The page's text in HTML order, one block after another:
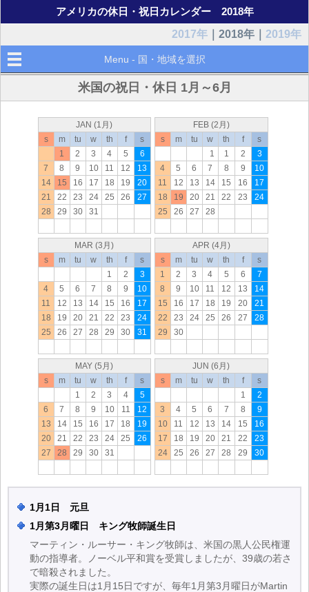
アメリカの休日・祝日カレンダー 2018年
2017年 ｜2018年｜ 2019年
Menu - 国・地域を選択
米国の祝日・休日 1月～6月
JAN (1月)
s
m tu w th f
s
1
2 3 4 5
6
7
8 9 10 11 12
13
14
15 16 17 18 19
20
21
22 23 24 25 26
27
28
29 30 31
FEB (2月)
s
m tu w th f
s
1
1 2
3
4
5 6 7 8 9
10
11
12 13 14 15 16
17
18
19 20 21 22 23
24
25
26 27 28
MAR (3月)
s
m tu w th f
s
1
2
3
4
5 6 7 8 9
10
11
12 13 14 15 16
17
18
19 20 21 22 23
24
25
26 27 28 29 30 31
APR (4月)
s
m tu w th f
s
1
2 3 4 5 6
7
8
9 10 11 12 13
14
15
16 17 18 19 20
21
22
23 24 25 26 27
28
29
30
MAY (5月)
s
m tu w th f
s
1
2 3 4
5
6
7 8 9 10 11
12
13
14 15 16 17 18
19
20
21 22 23 24 25
26
27
28 29 30 31
JUN (6月)
s
m tu w th f
s
1
2
3
4 5 6 7 8
9
10
11 12 13 14 15
16
17
18 19 20 21 22
23
24
25 26 27 28 29 30
1月1日 元旦
1月第3月曜日 キング牧師誕生日
マーティン・ルーサー・キング牧師は、米国の黒人公民権運
動の指導者。ノーベル平和賞を受賞しましたが、39歳の若さ
で暗殺されました。
実際の誕生日は1月15日ですが、毎年1月第3月曜日がMartin